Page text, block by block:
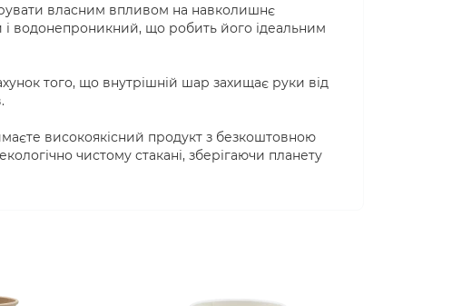
власним впливом на навколишнє
водонепроникний, що робить його ідеальним
того, що внутрішній шар захищає руки від
високоякісний продукт з безкоштовною
чистому стакані, зберігаючи планету